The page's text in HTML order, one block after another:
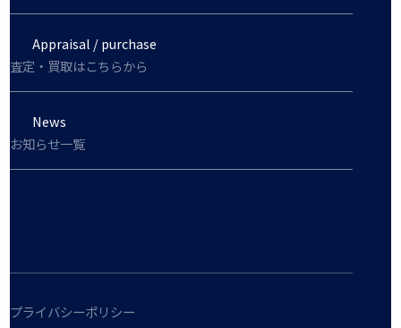
Appraisal / purchase
査定・買取はこちらから
News
お知らせ一覧
プライバシーポリシー